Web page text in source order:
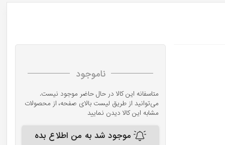
ناموجود
متاسفانه این کالا در حال حاضر موجود نیست.
می‌توانید از طریق لیست بالای صفحه، از محصولات
مشابه این کالا دیدن نمایید
موجود شد به من اطلاع بده